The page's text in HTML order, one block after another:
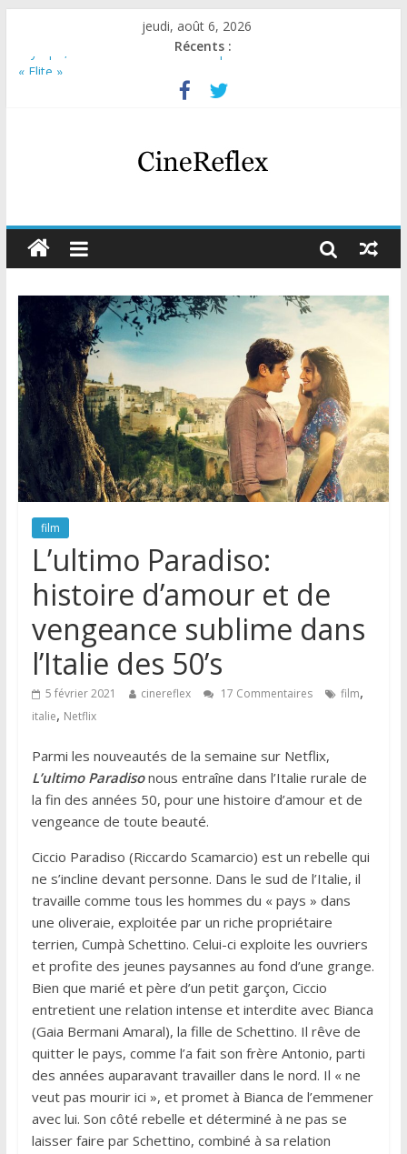
jeudi, août 6, 2026
Récents :
Olympo, saison 1 : nouvelle série qui séduira les fans de
Sara, femme de l’ombre : thriller italien émotionnel et captivant
Aema : mini-série sur le tournage d’un film érotique devenu
film
L’ultimo Paradiso:
histoire d’amour et de
vengeance sublime dans
l’Italie des 50’s
5 février 2021 cinereflex 17 Commentaires film,
italie, Netflix
Parmi les nouveautés de la semaine sur Netflix,
L’ultimo Paradisonous entraîne dans l’Italie rurale de
la fin des années 50, pour une histoire d’amour et de
vengeance de toute beauté.
Ciccio Paradiso (Riccardo Scamarcio) est un rebelle qui
ne s’incline devant personne. Dans le sud de l’Italie, il
travaille comme tous les hommes du « pays » dans
une oliveraie, exploitée par un riche propriétaire
terrien, Cumpà Schettino. Celui-ci exploite les ouvriers
et profite des jeunes paysannes au fond d’une grange.
Bien que marié et père d’un petit garçon, Ciccio
entretient une relation intense et interdite avec Bianca
(Gaia Bermani Amaral), la fille de Schettino. Il rêve de
quitter le pays, comme l’a fait son frère Antonio, parti
des années auparavant travailler dans le nord. Il « ne
veut pas mourir ici », et promet à Bianca de l’emmener
avec lui. Son côté rebelle et déterminé à ne pas se
laisser faire par Schettino, combiné à sa relation